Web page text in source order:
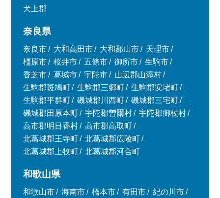
犬上郡
奈良県
奈良市 大和高田市 大和郡山市
天理市
橿原市
桜井市 五條市 御所市
生駒市
香芝市
葛城市 宇陀市
山辺郡山添村
生駒郡斑鳩町
生駒郡三郷町
生駒郡安堵町
生駒郡平群町
磯城郡川西町
磯城郡三宅町
磯城郡田原本町
宇陀郡曽爾村
宇陀郡御杖村
高市郡明日香村
高市郡高取町
北葛城郡王寺町
北葛城郡広陵町
北葛城郡上牧町
北葛城郡河合町
和歌山県
和歌山市 海南市 橋本市 有田市
紀の川市